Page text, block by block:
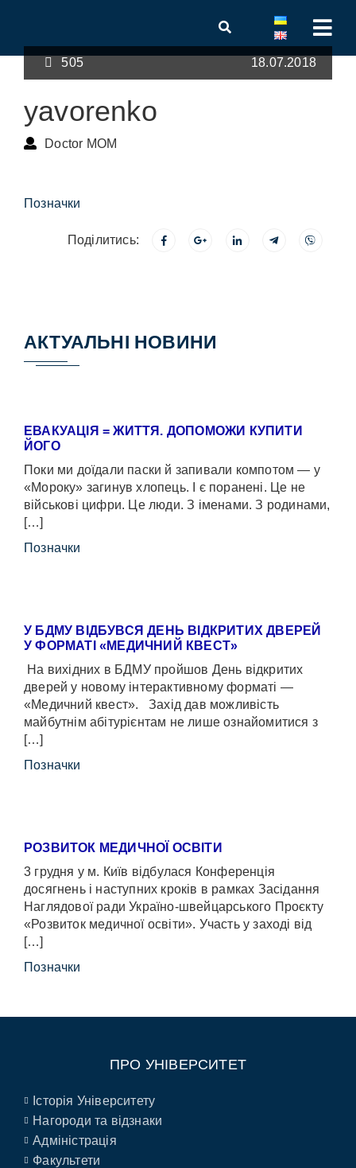
505 18.07.2018
yavorenko
Doctor MOM
Позначки
Поділитись:
АКТУАЛЬНІ НОВИНИ
ЕВАКУАЦІЯ = ЖИТТЯ. ДОПОМОЖИ КУПИТИ
ЙОГО
Поки ми доїдали паски й запивали компотом — у
«Мороку» загинув хлопець. І є поранені. Це не
військові цифри. Це люди. З іменами. З родинами,
[…]
Позначки
У БДМУ ВІДБУВСЯ ДЕНЬ ВІДКРИТИХ ДВЕРЕЙ
У ФОРМАТІ «МЕДИЧНИЙ КВЕСТ»
На вихідних в БДМУ пройшов День відкритих
дверей у новому інтерактивному форматі —
«Медичний квест». Захід дав можливість
майбутнім абітурієнтам не лише ознайомитися з
[…]
Позначки
РОЗВИТОК МЕДИЧНОЇ ОСВІТИ
3 грудня у м. Київ відбулася Конференція
досягнень і наступних кроків в рамках Засідання
Наглядової ради Україно-швейцарського Проєкту
«Розвиток медичної освіти». Участь у заході від
[…]
Позначки
ПРО УНІВЕРСИТЕТ
Історія Університету
Нагороди та відзнаки
Адміністрація
Факультети